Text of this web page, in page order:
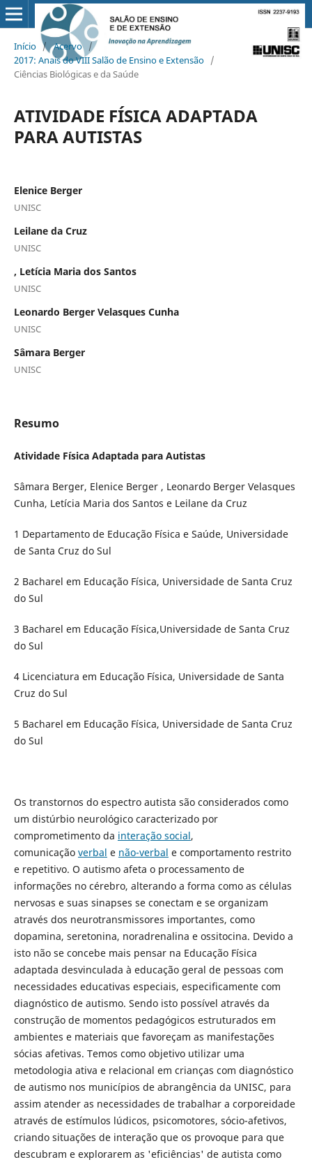
Início / Acervo /
2017: Anais do VIII Salão de Ensino e Extensão /
Ciências Biológicas e da Saúde
ATIVIDADE FÍSICA ADAPTADA
PARA AUTISTAS
Elenice Berger
UNISC
Leilane da Cruz
UNISC
, Letícia Maria dos Santos
UNISC
Leonardo Berger Velasques Cunha
UNISC
Sâmara Berger
UNISC
Resumo
Atividade Física Adaptada para Autistas
Sâmara Berger, Elenice Berger , Leonardo Berger Velasques
Cunha, Letícia Maria dos Santos e Leilane da Cruz
1 Departamento de Educação Física e Saúde, Universidade
de Santa Cruz do Sul
2 Bacharel em Educação Física, Universidade de Santa Cruz
do Sul
3 Bacharel em Educação Física,Universidade de Santa Cruz
do Sul
4 Licenciatura em Educação Física, Universidade de Santa
Cruz do Sul
5 Bacharel em Educação Física, Universidade de Santa Cruz
do Sul
Os transtornos do espectro autista são considerados como
um distúrbio neurológico caracterizado por
comprometimento da interação social,
comunicação verbal e não-verbal e comportamento restrito
e repetitivo. O autismo afeta o processamento de
informações no cérebro, alterando a forma como as células
nervosas e suas sinapses se conectam e se organizam
através dos neurotransmissores importantes, como
dopamina, seretonina, noradrenalina e ossitocina. Devido a
isto não se concebe mais pensar na Educação Física
adaptada desvinculada à educação geral de pessoas com
necessidades educativas especiais, especificamente com
diagnóstico de autismo. Sendo isto possível através da
construção de momentos pedagógicos estruturados em
ambientes e materiais que favoreçam as manifestações
sócias afetivas. Temos como objetivo utilizar uma
metodologia ativa e relacional em crianças com diagnóstico
de autismo nos municípios de abrangência da UNISC, para
assim atender as necessidades de trabalhar a corporeidade
através de estímulos lúdicos, psicomotores, sócio-afetivos,
criando situações de interação que os provoque para que
descubram e explorarem as 'eficiências' de autista como